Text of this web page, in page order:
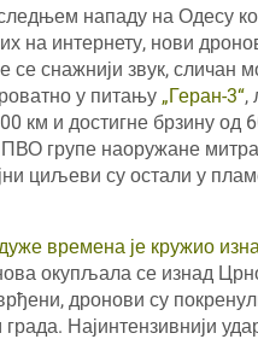
нападу на Одесу
на интернету, нови
се снажнији звук, сличан
у питању „Геран-3“,
км и достигне брзину од
групе наоружане
циљеви су остали у
времена је кружио
окупљала се изнад
дронови су
Најинтензивнији